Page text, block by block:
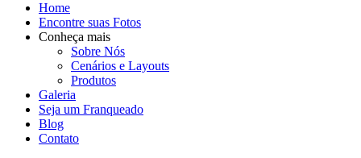
Home
Encontre suas Fotos
Conheça mais
Sobre Nós
Cenários e Layouts
Produtos
Galeria
Seja um Franqueado
Blog
Contato